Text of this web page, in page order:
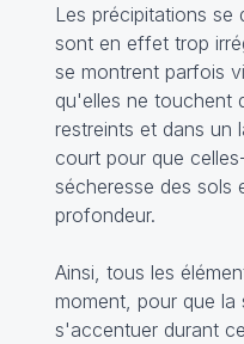
Les précipitations se
sont en effet trop
se montrent parfois
qu'elles ne touchent
restreints et dans un
court pour que
sécheresse des sols
profondeur.
Ainsi, tous les
moment, pour que la
s'accentuer durant